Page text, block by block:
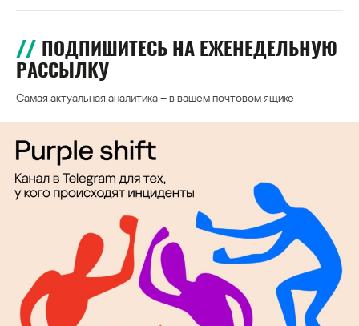
ПОДПИШИТЕСЬ НА ЕЖЕНЕДЕЛЬНУЮ
РАССЫЛКУ
Самая актуальная аналитика – в вашем почтовом ящике